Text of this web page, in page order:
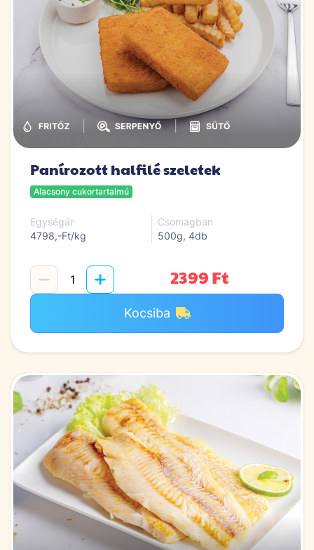
|
Panírozott halfilé szeletek
Alacsony cukortartalmú
Egységár
4798,-Ft/kg
Csomagban
500g, 4db
2399 Ft
Kocsiba